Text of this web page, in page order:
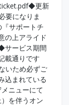
更新
要になりま
サポートチ
の上アライド
サービス期間
載通りです
いため必ずご
まれている
ニューにて
を伴うオン